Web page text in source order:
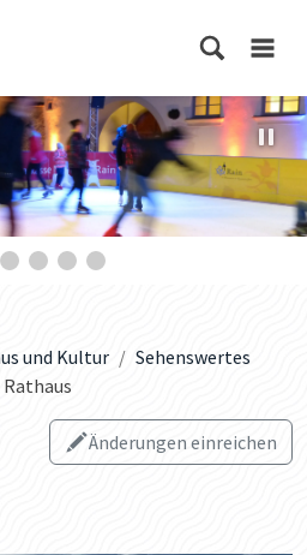
und Kultur
Sehenswertes
Rathaus
Änderungen einreichen